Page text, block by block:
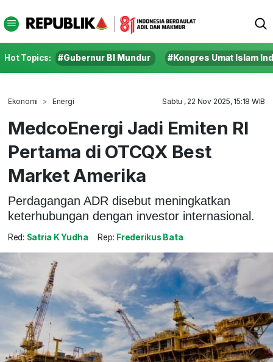
Hot Topics: #Gubernur BI Mundur #Kongres Umat Islam
Ekonomi Energi Sabtu , 22 Nov 2025, 15:18 WIB
MedcoEnergi Jadi Emiten RI
Pertama di OTCQX Best
Market Amerika
Perdagangan ADR disebut meningkatkan
keterhubungan dengan investor internasional.
Red: Satria K Yudha Rep: Frederikus Bata